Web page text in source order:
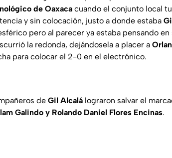
de Oaxaca cuando el conjunto local
y sin colocación, justo a donde estaba
pero al parecer ya estaba pensando
la redonda, dejándosela a placer a
para colocar el 2-0 en el electrónico.
de Gil Alcalá lograron salvar el
Galindo y Rolando Daniel Flores Encinas.